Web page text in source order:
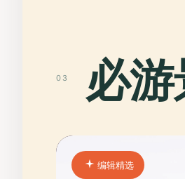
03 必
编辑精选